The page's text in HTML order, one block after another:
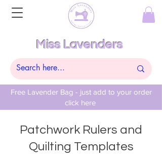
Free Lavender Bag - just add to your order
click here
Miss Lavenders
Patchwork Rulers and
Quilting Templates